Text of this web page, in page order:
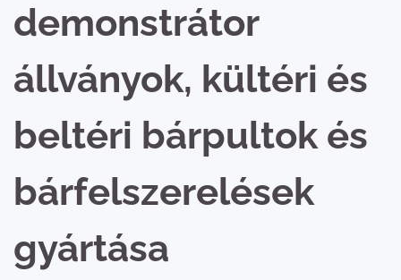
demonstrátor
állványok, kültéri és
beltéri bárpultok és
bárfelszerelések
gyártása